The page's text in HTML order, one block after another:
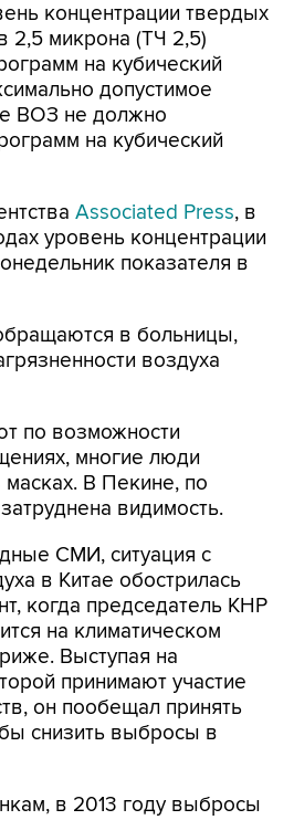
концентрации твердых
2,5 микрона (ТЧ 2,5)
на кубический
допустимое
ВОЗ не должно
на кубический
Associated Press, в
уровень концентрации
показателя в
в больницы,
воздуха
по возможности
многие люди
В Пекине, по
видимость.
СМИ, ситуация с
в Китае обострилась
когда председатель КНР
на климатическом
Выступая на
принимают участие
он пообещал принять
снизить выбросы в
в 2013 году выбросы